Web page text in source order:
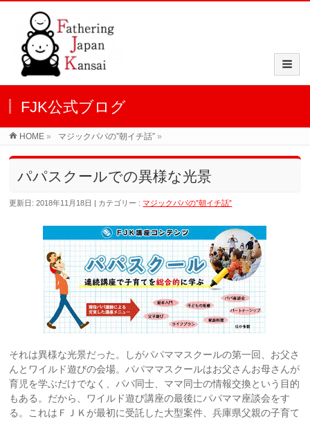
FJK公式ブログ
HOME » マジックパパの”朝イチ話” »
パパスクールでの異様な光景
更新日: 2018年11月18日 カテゴリー :マジックパパの”朝イチ話”
それは異様な光景だった。しがパパママスクールの第一回、お父さ
んとワイルド遊びの会場。パパママスクールはお父さんお母さんが
育児を学ぶだけでなく、パパ同士、ママ同士の情報交換という目的
もある。だから、ワイルド遊び講座の最後にパパママ座談会をす
る。これはＦＪＫが最初に受託した大型案件、兵庫県父親の子育て